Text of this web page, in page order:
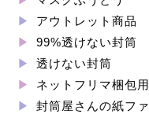
アウトレット商品
99%透けない封筒
透けない封筒
ネットフリマ梱包用
封筒屋さんの紙ファ